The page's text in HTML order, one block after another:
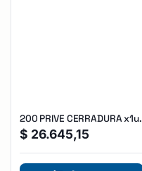
200 PRIVE CERRADURA x1u.
$ 26.645,15